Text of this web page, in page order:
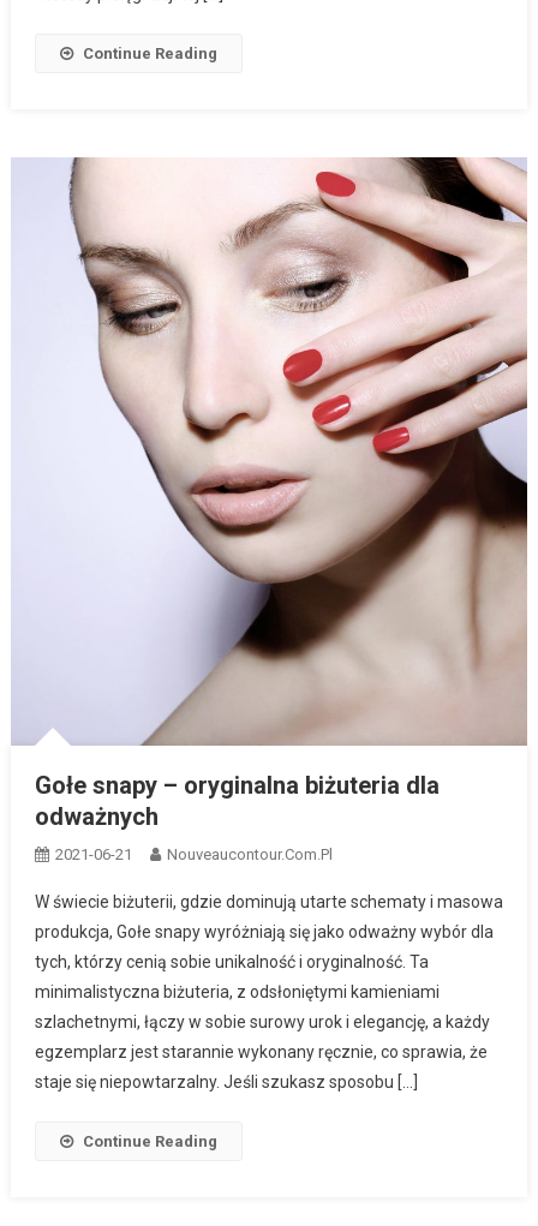
Continue Reading
Gołe snapy – oryginalna biżuteria dla
odważnych
2021-06-21 Nouveaucontour.com.pl
W świecie biżuterii, gdzie dominują utarte schematy i masowa
produkcja, Gołe snapy wyróżniają się jako odważny wybór dla
tych, którzy cenią sobie unikalność i oryginalność. Ta
minimalistyczna biżuteria, z odsłoniętymi kamieniami
szlachetnymi, łączy w sobie surowy urok i elegancję, a każdy
egzemplarz jest starannie wykonany ręcznie, co sprawia, że
staje się niepowtarzalny. Jeśli szukasz sposobu […]
Continue Reading